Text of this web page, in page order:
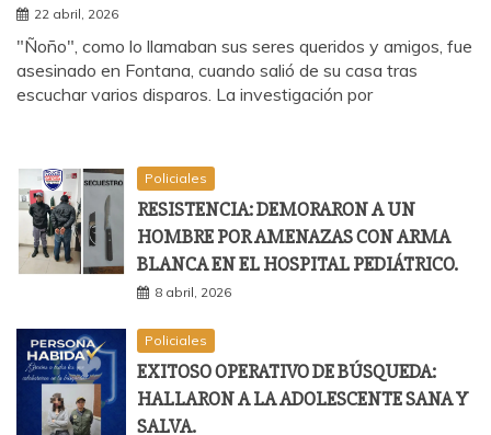
22 abril, 2026
"Ñoño", como lo llamaban sus seres queridos y amigos, fue
asesinado en Fontana, cuando salió de su casa tras
escuchar varios disparos. La investigación por
Policiales
RESISTENCIA: DEMORARON A UN
HOMBRE POR AMENAZAS CON ARMA
BLANCA EN EL HOSPITAL PEDIÁTRICO.
8 abril, 2026
Policiales
EXITOSO OPERATIVO DE BÚSQUEDA:
HALLARON A LA ADOLESCENTE SANA Y
SALVA.